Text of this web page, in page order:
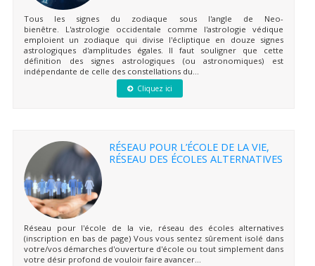
Tous les signes du zodiaque sous l'angle de Neo-
bienêtre. L'astrologie occidentale comme l'astrologie védique
emploient un zodiaque qui divise l'écliptique en douze signes
astrologiques d'amplitudes égales. Il faut souligner que cette
définition des signes astrologiques (ou astronomiques) est
indépendante de celle des constellations du...
Cliquez ici
RÉSEAU POUR L’ÉCOLE DE LA VIE,
RÉSEAU DES ÉCOLES ALTERNATIVES
Réseau pour l'école de la vie, réseau des écoles alternatives
(inscription en bas de page) Vous vous sentez sûrement isolé dans
votre/vos démarches d'ouverture d'école ou tout simplement dans
votre désir profond de vouloir faire avancer...